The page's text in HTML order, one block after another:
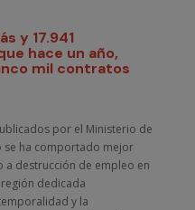
y 17.941
hace un año,
mil contratos
por el Ministerio de
se ha comportado mejor
a destrucción de empleo en
dedicada
y la